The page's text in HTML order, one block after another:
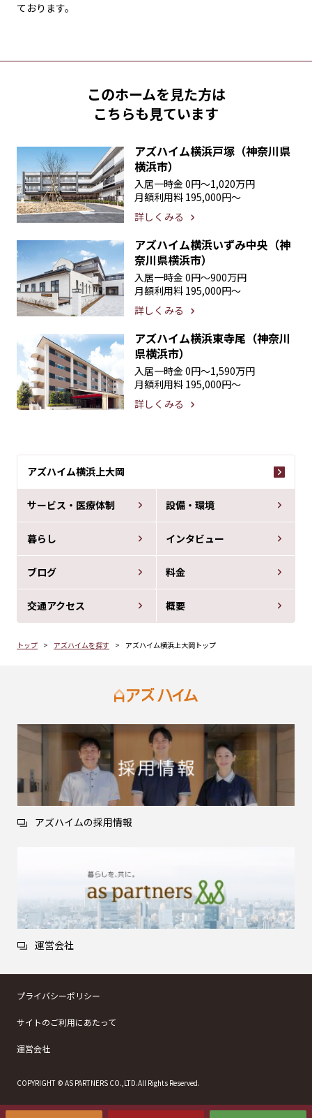
アズハイム横浜上大岡
サービス・医療体制 設備・環境
暮らし インタビュー
ブログ 料金
交通アクセス 概要
トップ アズハイムを探す アズハイム横浜上大岡トップ
ております。
このホームを見た方は
こちらも見ています
アズハイム横浜戸塚（神奈川県
横浜市）
入居一時金 0円〜1,020万円
月額利用料 195,000円〜
詳しくみる
アズハイム横浜いずみ中央（神
奈川県横浜市）
入居一時金 0円〜900万円
月額利用料 195,000円〜
詳しくみる
アズハイム横浜東寺尾（神奈川
県横浜市）
入居一時金 0円〜1,590万円
月額利用料 195,000円〜
詳しくみる
アズハイムの採用情報
運営会社
プライバシーポリシー
サイトのご利用にあたって
運営会社
COPYRIGHT © AS PARTNERS CO.,LTD.All Rights Reserved.